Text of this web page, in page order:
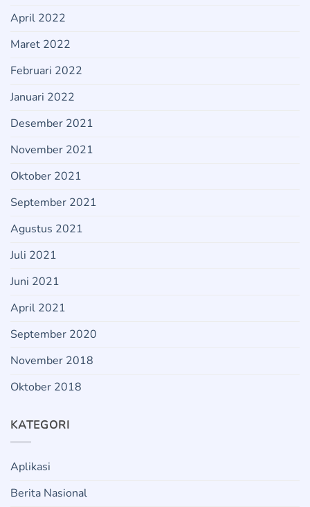
April 2022
Maret 2022
Februari 2022
Januari 2022
Desember 2021
November 2021
Oktober 2021
September 2021
Agustus 2021
Juli 2021
Juni 2021
April 2021
September 2020
November 2018
Oktober 2018
KATEGORI
Aplikasi
Berita Nasional